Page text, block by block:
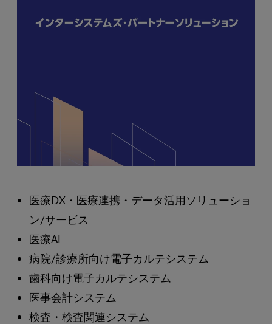
医療DX・医療連携・データ活用ソリューショ
ン/サービス
医療AI
病院/診療所向け電子カルテシステム
歯科向け電子カルテシステム
医事会計システム
検査・検査関連システム